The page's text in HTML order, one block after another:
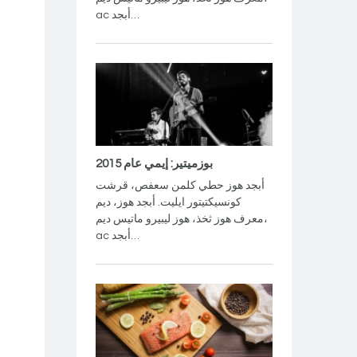
بوزميتير: إيمي عام 2015
أبجد هوز حطي كلمن سعفص، قرشت
كونسيكتيتور ايليت. أبجد هوز، ديم
معرف هوز ثخذ، هوز ليبيرو ماتيس ديم،
ac أبجد…